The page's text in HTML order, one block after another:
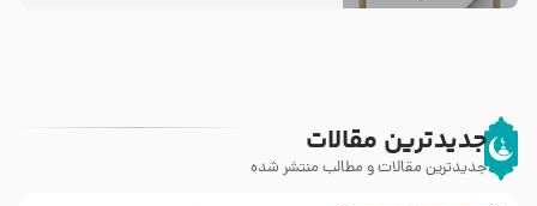
جدیدترین مقالات
جدیدترین مقالات و مطالب منتشر شده